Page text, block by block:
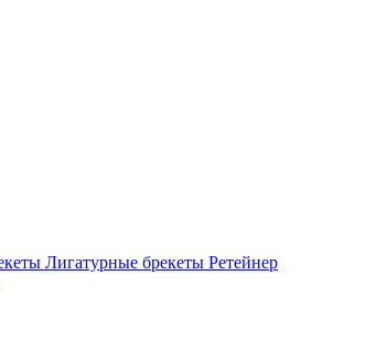
Лигатурные брекеты Ретейнер